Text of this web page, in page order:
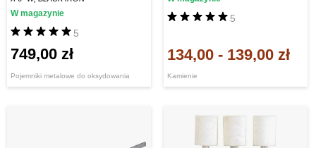
Pojemniki metalowe do oksydowania
5
W magazynie
749,00 zł
Kamienie
5
134,00 - 139,00 zł